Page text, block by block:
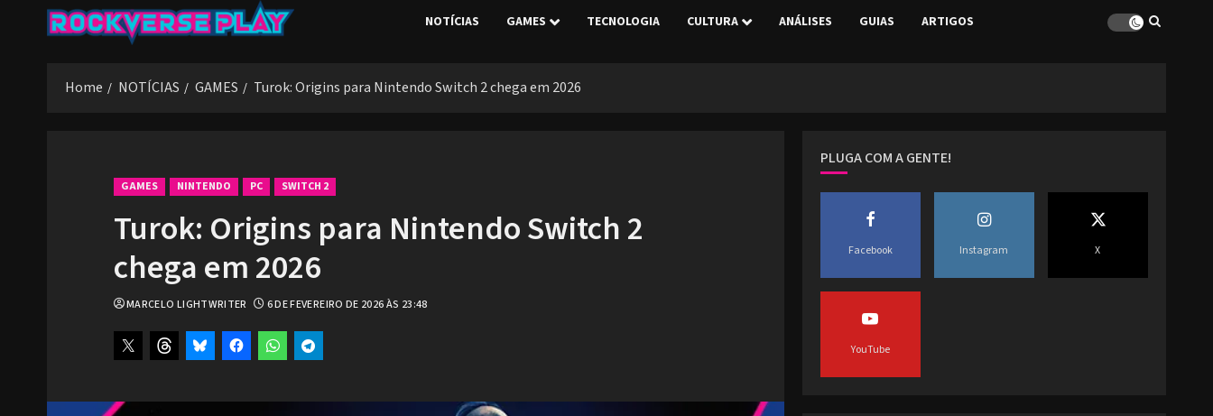
NOTÍCIAS GAMES TECNOLOGIA CULTURA ANÁLISES GUIAS ARTIGOS
Home NOTÍCIAS GAMES Turok: Origins para Nintendo Switch 2 chega em 2026
GAMES NINTENDO PC SWITCH 2
Turok: Origins para Nintendo Switch 2
chega em 2026
MARCELO LIGHTWRITER 6 DE FEVEREIRO DE 2026 ÀS 23:48
PLUGA COM A GENTE!
Facebook Instagram X
YouTube